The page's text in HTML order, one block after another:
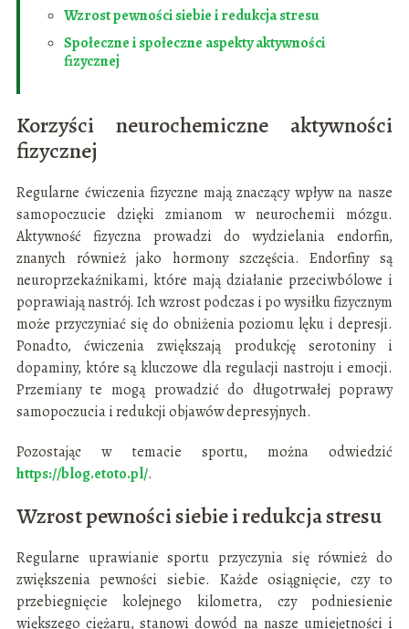
Wzrost pewności siebie i redukcja stresu
Społeczne i społeczne aspekty aktywności
fizycznej
Korzyści neurochemiczne aktywności
fizycznej
Regularne ćwiczenia fizyczne mają znaczący wpływ na nasze
samopoczucie dzięki zmianom w neurochemii mózgu.
Aktywność fizyczna prowadzi do wydzielania endorfin,
znanych również jako hormony szczęścia. Endorfiny są
neuroprzekaźnikami, które mają działanie przeciwbólowe i
poprawiają nastrój. Ich wzrost podczas i po wysiłku fizycznym
może przyczyniać się do obniżenia poziomu lęku i depresji.
Ponadto, ćwiczenia zwiększają produkcję serotoniny i
dopaminy, które są kluczowe dla regulacji nastroju i emocji.
Przemiany te mogą prowadzić do długotrwałej poprawy
samopoczucia i redukcji objawów depresyjnych.
Pozostając w temacie sportu, można odwiedzić
https://blog.etoto.pl/.
Wzrost pewności siebie i redukcja stresu
Regularne uprawianie sportu przyczynia się również do
zwiększenia pewności siebie. Każde osiągnięcie, czy to
przebiegnięcie kolejnego kilometra, czy podniesienie
większego ciężaru, stanowi dowód na nasze umiejętności i